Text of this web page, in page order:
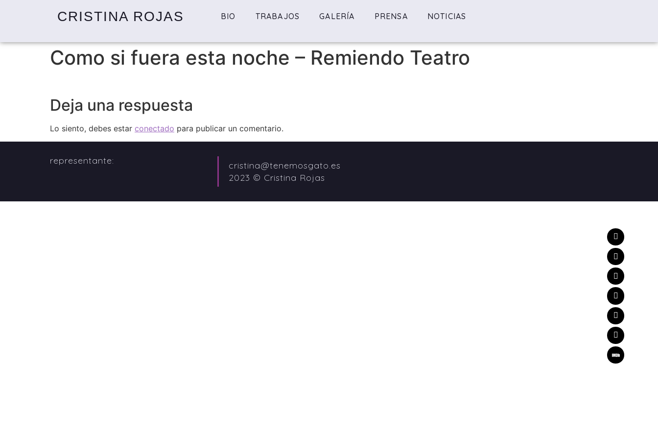
CRISTINA ROJAS BIO TRABAJOS GALERÍA PRENSA NOTICIAS
Como si fuera esta noche – Remiendo Teatro
Deja una respuesta
Lo siento, debes estar conectado para publicar un comentario.
representante:
cristina@tenemosgato.es
2023 © Cristina Rojas